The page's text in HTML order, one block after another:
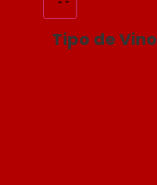
Tipo de Vino